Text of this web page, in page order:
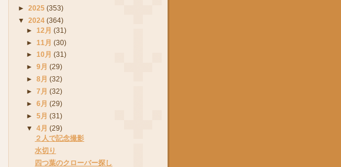
► 2025 (353)
▼ 2024 (364)
► 12月(31)
► 11月(30)
► 10月(31)
►9月(29)
►8月(32)
►7月(32)
►6月(29)
►5月(31)
▼4月(29)
２人で記念撮影
水切り
四つ葉のクローバー探し